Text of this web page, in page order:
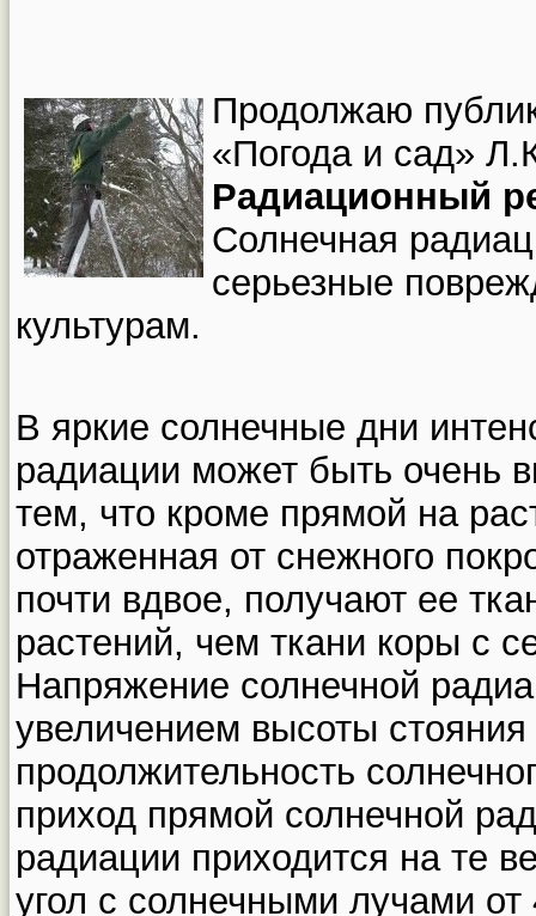
Продолжаю
«Погода и сад»
Радиационный
Солнечная
серьезные
культурам.
В яркие солнечные дни
радиации может быть очень
тем, что кроме прямой на
отраженная от снежного
почти вдвое, получают ее
растений, чем ткани коры с
Напряжение солнечной
увеличением высоты
продолжительность
приход прямой солнечной
радиации приходится на те
угол с солнечными лучами